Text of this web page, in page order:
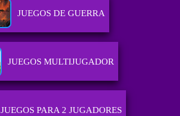
JUEGOS DE GUERRA
JUEGOS MULTIJUGADOR
JUEGOS PARA 2 JUGADORES